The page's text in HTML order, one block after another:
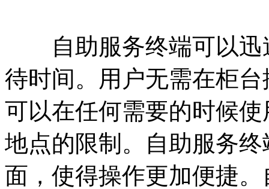
自助服务终端可以迅
待时间。用户无需在柜
可以在任何需要的时候
地点的限制。自助服务
面，使得操作更加便捷